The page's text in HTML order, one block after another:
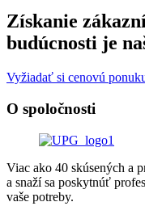
Získanie
budúcnosti je
Vyžiadať si cenovú
O spoločnosti
Viac ako 40 skúsených a
a snaží sa poskytnúť
vaše potreby.